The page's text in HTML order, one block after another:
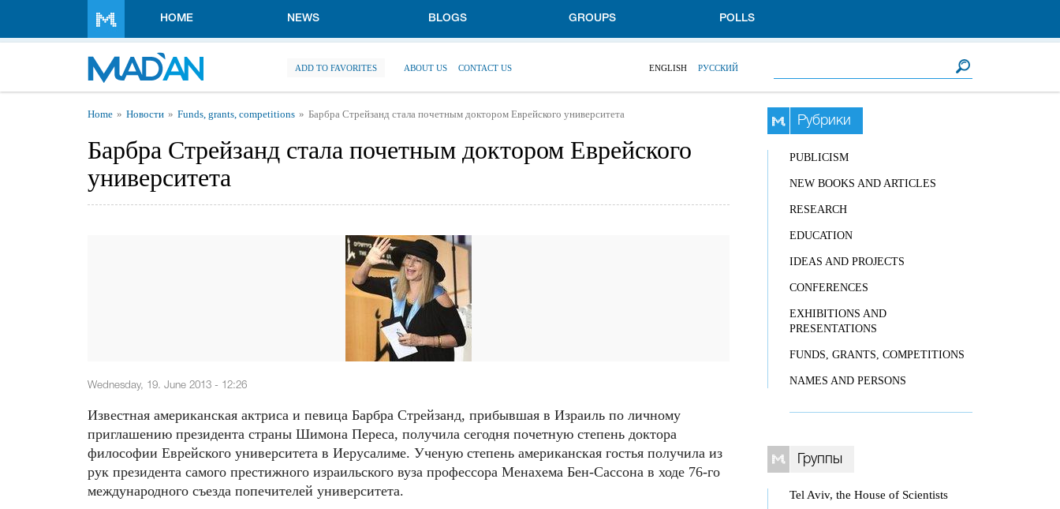
HOME NEWS BLOGS GROUPS POLLS
ADD TO FAVORITES ABOUT US CONTACT US ENGLISH РУССКИЙ
You are here
Home Новости Funds, grants, competitions Барбра Стрейзанд стала почетным доктором Еврейского университета
Барбра Стрейзанд стала почетным доктором Еврейского
университета
Wednesday, 19. June 2013 - 12:26
Известная американская актриса и певица Барбра Стрейзанд, прибывшая в Израиль по личному
приглашению президента страны Шимона Переса, получила сегодня почетную степень доктора
философии Еврейского университета в Иерусалиме. Ученую степень американская гостья получила из
рук президента самого престижного израильского вуза профессора Менахема Бен-Сассона в ходе 76-го
международного съезда попечителей университета.
Рубрики
PUBLICISM
NEW BOOKS AND ARTICLES
RESEARCH
EDUCATION
IDEAS AND PROJECTS
CONFERENCES
EXHIBITIONS AND
PRESENTATIONS
FUNDS, GRANTS, COMPETITIONS
NAMES AND PERSONS
Группы
Tel Aviv, the House of Scientists